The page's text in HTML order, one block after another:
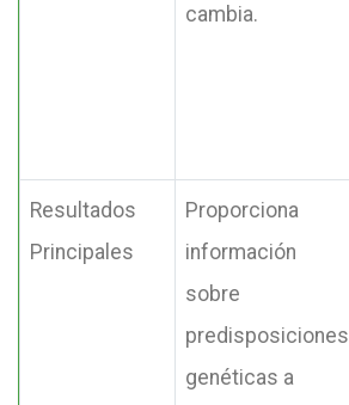
cambia.
Resultados
Principales
Proporciona
información
sobre
predisposiciones
genéticas a